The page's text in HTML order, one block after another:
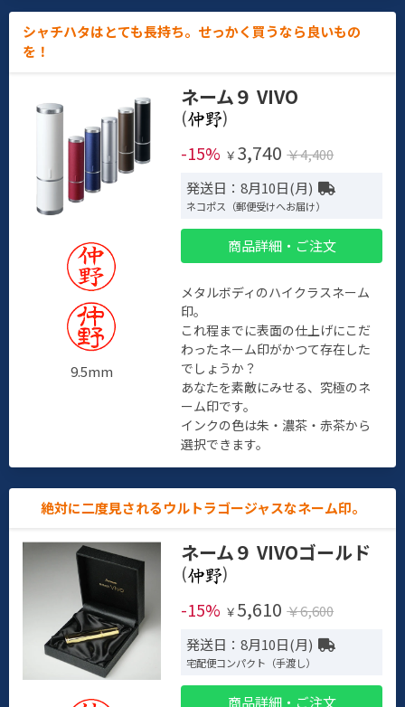
シャチハタはとても長持ち。せっかく買うなら良いもの
を！
9.5mm
ネーム９ VIVO
(
)
-15% ￥ 3,740 ￥4,400
発送日：8月10日(月)
ネコポス（郵便受けへお届け）
商品詳細・ご注文
メタルボディのハイクラスネーム
印。
これ程までに表面の仕上げにこだ
わったネーム印がかつて存在した
でしょうか？
あなたを素敵にみせる、究極のネ
ーム印です。
インクの色は朱・濃茶・赤茶から
選択できます。
絶対に二度見されるウルトラゴージャスなネーム印。
ネーム９ VIVOゴールド
(
)
-15% ￥ 5,610 ￥6,600
発送日：8月10日(月)
宅配便コンパクト（手渡し）
商品詳細・ご注文